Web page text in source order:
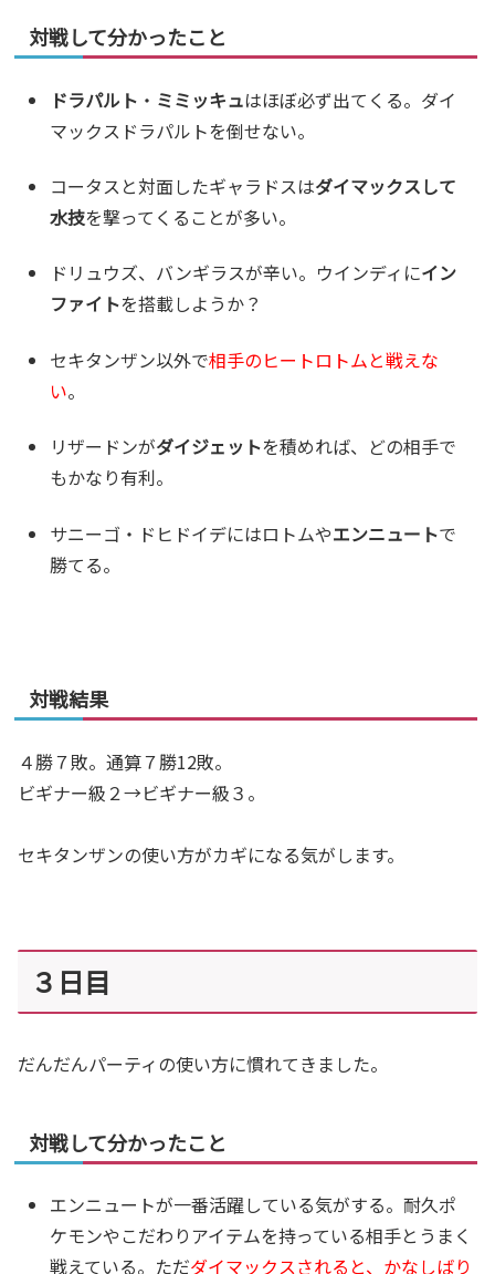
対戦して分かったこと
ドラパルト ・ ミミッキュはほぼ必ず出てくる。ダイ
マックスドラパルトを倒せない。
コータスと対面したギャラドスはダイマックスして
水技を撃ってくることが多い。
ドリュウズ、バンギラスが辛い。ウインディにイン
ファイトを搭載しようか？
セキタンザン以外で相手のヒートロトムと戦えな
い。
リザードンがダイジェットを積めれば、どの相手で
もかなり有利。
サニーゴ・ドヒドイデにはロトムやエンニュートで
勝てる。
対戦結果
４勝７敗。通算７勝12敗。
ビギナー級２→ビギナー級３。
セキタンザンの使い方がカギになる気がします。
３日目
だんだんパーティの使い方に慣れてきました。
対戦して分かったこと
エンニュートが一番活躍している気がする。耐久ポ
ケモンやこだわりアイテムを持っている相手とうまく
戦えている。ただダイマックスされると、かなしばり